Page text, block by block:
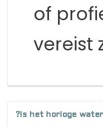
of
vereist
?Is het horloge